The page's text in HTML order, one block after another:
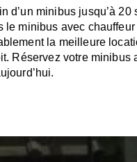
d’un minibus jusqu’à
le minibus avec chauffeur
la meilleure
Réservez votre minibus